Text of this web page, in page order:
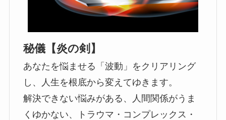
秘儀【炎の剣】
あなたを悩ませる「波動」をクリアリング
し、人生を根底から変えてゆきます。
解決できない悩みがある、人間関係がうま
くゆかない、トラウマ・コンプレックス・